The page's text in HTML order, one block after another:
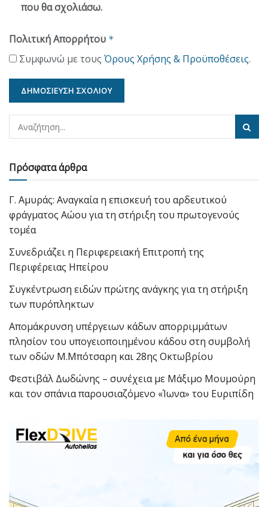
που θα σχολιάσω.
Πολιτική Απορρήτου *
Συμφωνώ με τους Όρους Χρήσης & Προϋποθέσεις.
Πρόσφατα άρθρα
Γ. Αμυράς: Αναγκαία η επισκευή του αρδευτικού
φράγματος Αώου για τη στήριξη του πρωτογενούς
τομέα
Συνεδριάζει η Περιφερειακή Επιτροπή της
Περιφέρειας Ηπείρου
Συγκέντρωση ειδών πρώτης ανάγκης για τη στήριξη
των πυρόπληκτων
Απομάκρυνση υπέργειων κάδων απορριμμάτων
πλησίον του υπογειοποιημένου κάδου στη συμβολή
των οδών Μ.Μπότσαρη και 28ης Οκτωβρίου
Φεστιβάλ Δωδώνης – συνέχεια με Μάξιμο Μουμούρη
και τον σπάνια παρουσιαζόμενο «Ίωνα» του Ευριπίδη